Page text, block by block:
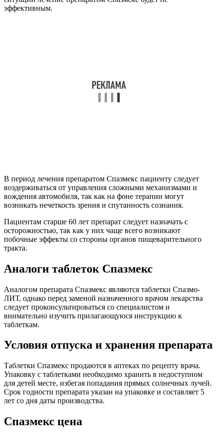
эффективным.
В период лечения препаратом Спазмекс пациенту следует
воздерживаться от управления сложными механизмами и
вождения автомобиля, так как на фоне терапии могут
возникать нечеткость зрения и спутанность сознания.
Пациентам старше 60 лет препарат следует назначать с
осторожностью, так как у них чаще всего возникают
побочные эффекты со стороны органов пищеварительного
тракта.
Аналоги таблеток Спазмекс
Аналогом препарата Спазмекс являются таблетки Спазмо-
ЛИТ, однако перед заменой назначенного врачом лекарства
следует проконсультироваться со специалистом и
внимательно изучить прилагающуюся инструкцию к
таблеткам.
Условия отпуска и хранения препарата
Таблетки Спазмекс продаются в аптеках по рецепту врача.
Упаковку с таблетками необходимо хранить в недоступном
для детей месте, избегая попадания прямых солнечных лучей.
Срок годности препарата указан на упаковке и составляет 5
лет со дня даты производства.
Спазмекс цена